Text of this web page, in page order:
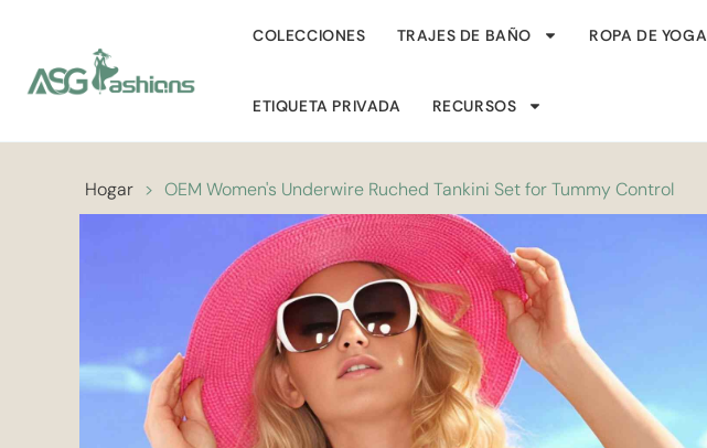
COLECCIONES TRAJES DE BAÑO ROPA DE YOGA
ETIQUETA PRIVADA RECURSOS
Hogar > OEM Women's Underwire Ruched Tankini Set for Tummy Control